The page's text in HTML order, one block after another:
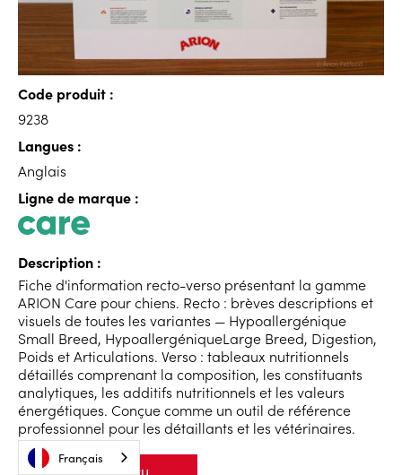
Code produit :
9238
Langues :
Anglais
Ligne de marque :
Description :
Fiche d'information recto-verso présentant la gamme
ARION Care pour chiens. Recto : brèves descriptions et
visuels de toutes les variantes — Hypoallergénique
Small Breed, HypoallergéniqueLarge Breed, Digestion,
Poids et Articulations. Verso : tableaux nutritionnels
détaillés comprenant la composition, les constituants
analytiques, les additifs nutritionnels et les valeurs
énergétiques. Conçue comme un outil de référence
professionnel pour les détaillants et les vétérinaires.
Voir l'aperçu
Français